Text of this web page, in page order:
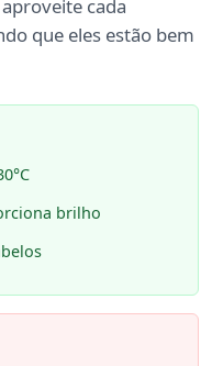
cada
que eles estão bem
brilho